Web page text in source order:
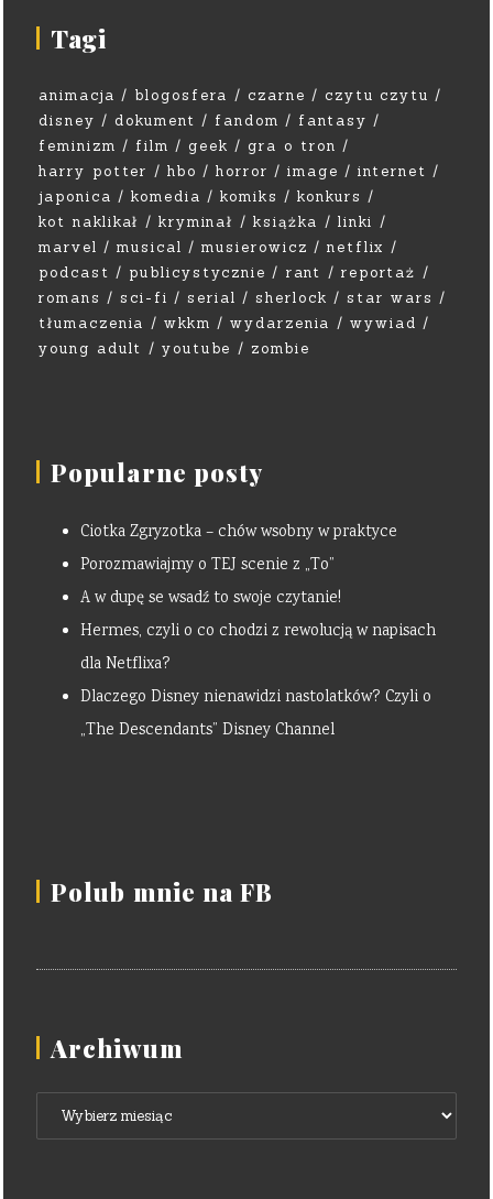
Tagi
animacja blogosfera czarne
czytu czytu
disney
dokument fandom
fantasy
feminizm
film geek
gra o tron
harry potter
hbo horror image
internet
japonica
komedia komiks
konkurs
kot naklikał
kryminał książka
linki
marvel
musical musierowicz
netflix
podcast
publicystycznie rant
reportaż
romans
sci-fi serial sherlock
star wars
tłumaczenia
wkkm wydarzenia
wywiad
young adult
youtube zombie
Popularne posty
Ciotka Zgryzotka – chów wsobny w praktyce
Porozmawiajmy o TEJ scenie z „To”
A w dupę se wsadź to swoje czytanie!
Hermes, czyli o co chodzi z rewolucją w napisach
dla Netflixa?
Dlaczego Disney nienawidzi nastolatków? Czyli o
„The Descendants” Disney Channel
Polub mnie na FB
Archiwum
Archiwum